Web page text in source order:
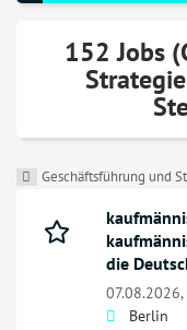
152 Jobs
Geschäftsführung und
die
07.08.2026,
Berlin